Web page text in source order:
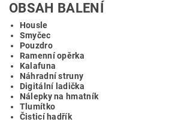
OBSAH BALENÍ
Housle
Smyčec
Pouzdro
Ramenní opěrka
Kalafuna
Náhradní struny
Digitální ladička
Nálepky na hmatník
Tlumítko
Čisticí hadřík